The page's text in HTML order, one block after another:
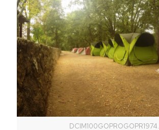
DCIM100GOPROGOPR1974.